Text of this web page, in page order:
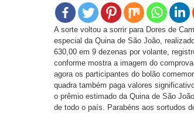
A sorte voltou a sorrir para Dores de
especial da Quina de São João,
630,00 em 9 dezenas por volante,
conforme mostra a imagem do
agora os participantes do bolão
quadra também paga valores
o prêmio estimado da Quina de São
de todo o país. Parabéns aos sortudos